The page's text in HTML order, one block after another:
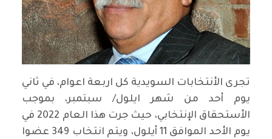
تجرى الأنتخابات السويدية كل اربعة اعوام، في ثاني
يوم أحد من شهر ايلول/ سبتمبر، بموجب
الأستحقاق الإنتخابي، حيث جرت هذا العام 2022 في
يوم الأحد الموافق 11 أيلول، ويتم انتخاب 349 عضوا